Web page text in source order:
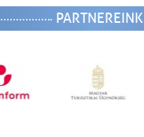
PARTNEREINK